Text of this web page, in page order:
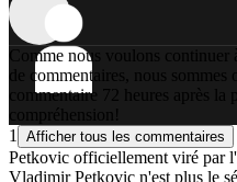
Comme nous voulons continuer
de commentaires, nous
commentaire 72 heures après
compréhension!
1 Afficher tous les commentaires
Petkovic officiellement viré par
Vladimir Petkovic n'est plus le